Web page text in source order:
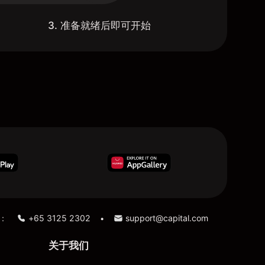
3. 准备就绪后即可开始
+65 3125 2302 • support@capital.com
关于我们